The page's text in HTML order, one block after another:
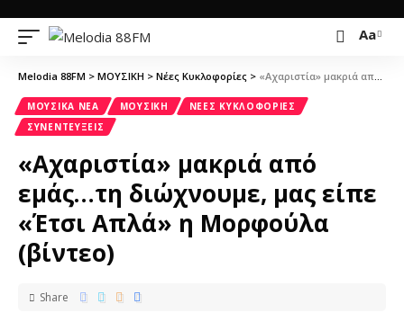
Aa
Melodia 88FM > ΜΟΥΣΙΚΗ > Νέες Κυκλοφορίες > «Αχαριστία» μακριά από εμάς…τη διώχνουμε, μας είπε «Έτσι Απλά» η Μορφούλα (βίντεο)
ΜΟΥΣΙΚΆ ΝΈΑ ΜΟΥΣΙΚΗ
ΝΈΕΣ ΚΥΚΛΟΦΟΡΊΕΣ
ΣΥΝΕΝΤΕΎΞΕΙΣ
«Αχαριστία» μακριά από
εμάς…τη διώχνουμε, μας είπε
«Έτσι Απλά» η Μορφούλα
(βίντεο)
Share